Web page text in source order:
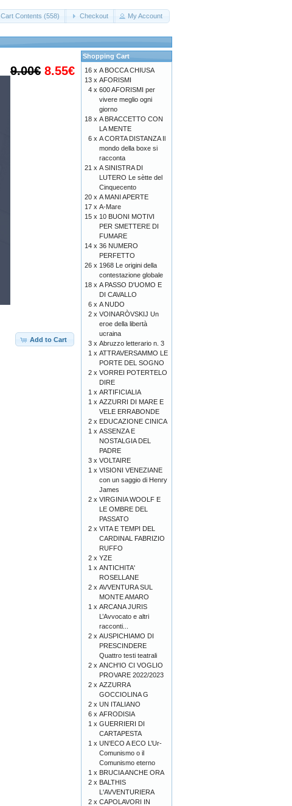
Cart Contents (558) Checkout My Account
9.00€ 8.55€
Add to Cart
Shopping Cart
16 x A BOCCA CHIUSA
13 x AFORISMI
4 x 600 AFORISMI per
vivere meglio ogni
giorno
18 x A BRACCETTO CON
LA MENTE
6 x A CORTA DISTANZA Il
mondo della boxe si
racconta
21 x A SINISTRA DI
LUTERO Le sètte del
Cinquecento
20 x A MANI APERTE
17 x A-Mare
15 x 10 BUONI MOTIVI
PER SMETTERE DI
FUMARE
14 x 36 NUMERO
PERFETTO
26 x 1968 Le origini della
contestazione globale
18 x A PASSO D'UOMO E
DI CAVALLO
6 x A NUDO
2 x VOINARÒVSKIJ Un
eroe della libertà
ucraina
3 x Abruzzo letterario n. 3
1 x ATTRAVERSAMMO LE
PORTE DEL SOGNO
2 x VORREI POTERTELO
DIRE
1 x ARTIFICIALIA
1 x AZZURRI DI MARE E
VELE ERRABONDE
2 x EDUCAZIONE CINICA
1 x ASSENZA E
NOSTALGIA DEL
PADRE
3 x VOLTAIRE
1 x VISIONI VENEZIANE
con un saggio di Henry
James
2 x VIRGINIA WOOLF E
LE OMBRE DEL
PASSATO
2 x VITA E TEMPI DEL
CARDINAL FABRIZIO
RUFFO
2 x YZE
1 x ANTICHITA'
ROSELLANE
2 x AVVENTURA SUL
MONTE AMARO
1 x ARCANA JURIS
L’Avvocato e altri
racconti...
2 x AUSPICHIAMO DI
PRESCINDERE
Quattro testi teatrali
2 x ANCH'IO CI VOGLIO
PROVARE 2022/2023
2 x AZZURRA
GOCCIOLINA G
2 x UN ITALIANO
6 x AFRODISIA
1 x GUERRIERI DI
CARTAPESTA
1 x UN'ECO A ECO L’Ur-
Comunismo o il
Comunismo eterno
1 x BRUCIA ANCHE ORA
2 x BALTHIS
L'AVVENTURIERA
2 x CAPOLAVORI IN